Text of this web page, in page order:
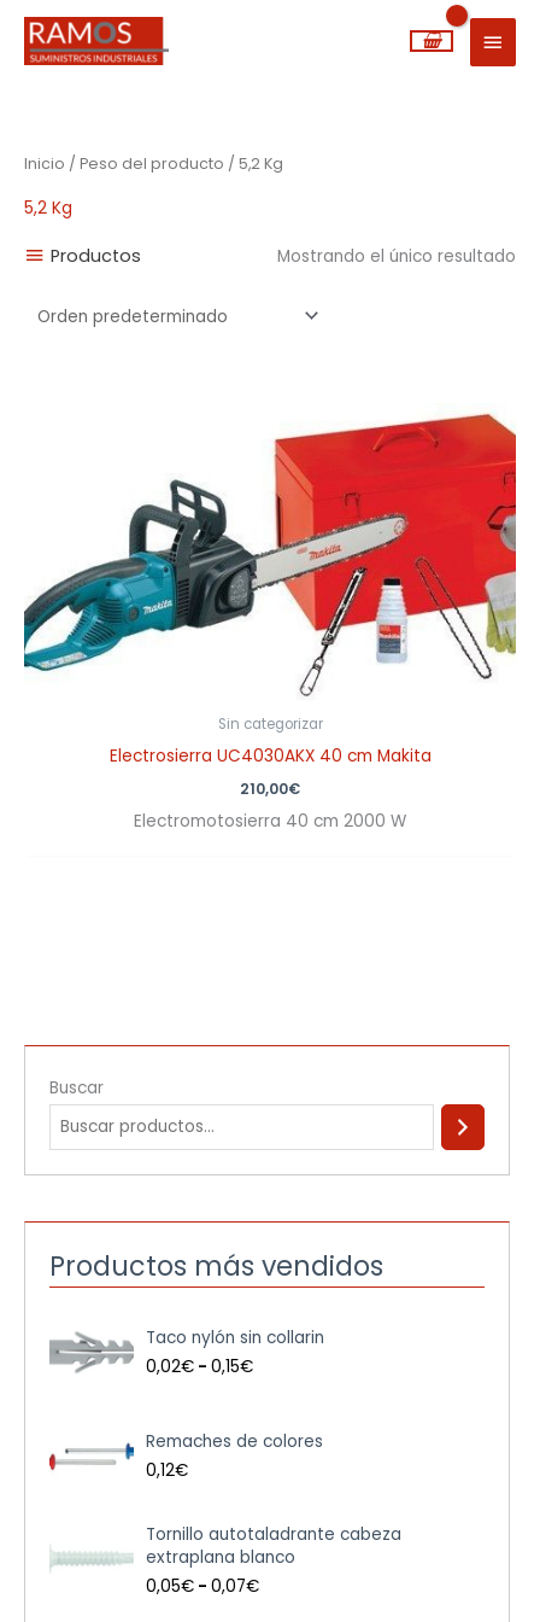
MENÚ
Buscar
Productos más vendidos
Taco nylón sin collarin
0,02€ - 0,15€
a
n
d
e
c
o
Remaches de colores
0,12€
Tornillo autotaladrante cabeza
extraplana blanco
0,05€ - 0,07€
R
a
g
Inicio / Peso del producto / 5,2 Kg
5,2 Kg
Productos Mostrando el único resultado
Sin categorizar
Electrosierra UC4030AKX 40 cm Makita
210,00€
Electromotosierra 40 cm 2000 W